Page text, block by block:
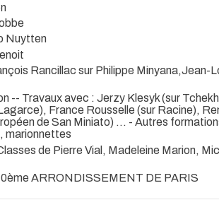
Nuytten
Rancillac sur Philippe Minyana,Jean-
-- Travaux avec : Jerzy Klesyk (sur
France Rousselle (sur Racine),
de San Miniato) ... - Autres
marionnettes
de Pierre Vial, Madeleine Marion,
ARRONDISSEMENT DE PARIS